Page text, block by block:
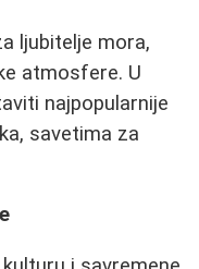
ljubitelje mora,
atmosfere. U
najpopularnije
savetima za